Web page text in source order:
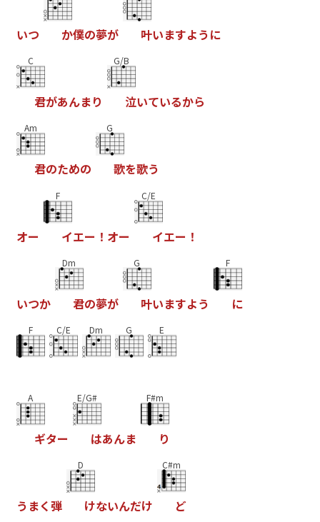
いつ か僕の夢が 叶いますよう に
C
君があんまり
G/B
泣いているから
Am
君のための
G
歌を歌う
オー
F
イエー ！ オー
C/E
イエー ！
いつか
Dm
君の夢が
G
叶いますよう
F
に
F C/E Dm G E
A
ギター
E/G#
はあんま
F#m
り
う まく弾
D
けないんだけ
C#m
ど